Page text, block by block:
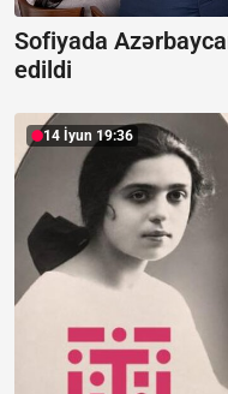
Sofiyada
edildi
14 İyun 19:36